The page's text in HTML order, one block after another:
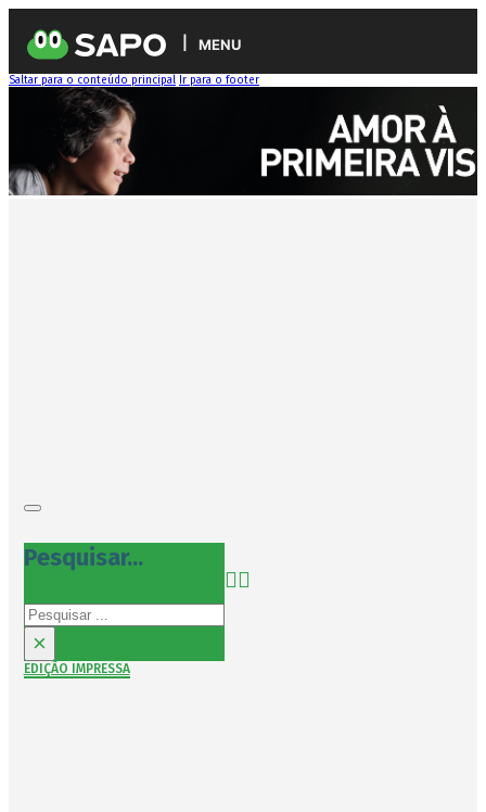
MENU
Saltar para o conteúdo principal Ir para o footer
Pesquisar...
Pesquisar
×
EDIÇÃO IMPRESSA